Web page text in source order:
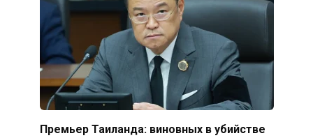
Премьер Таиланда: виновных в убийстве